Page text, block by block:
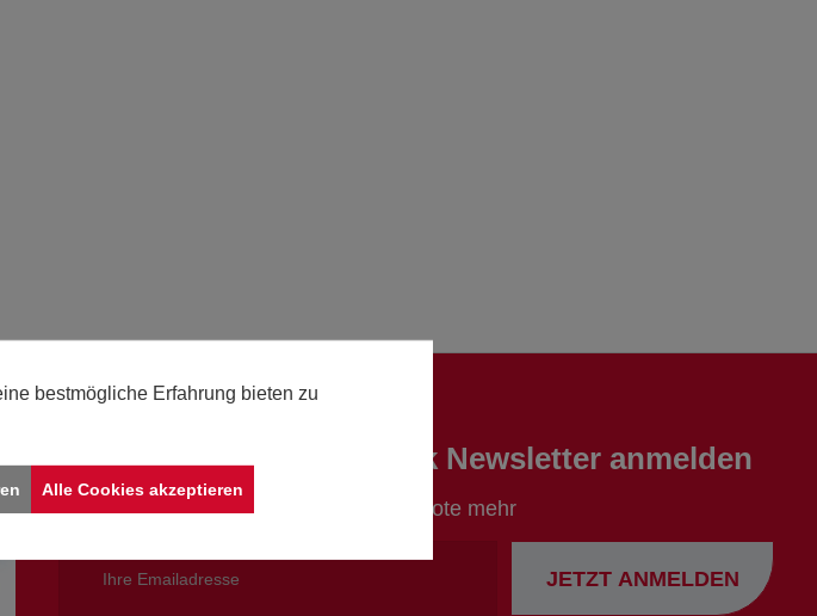
Jetzt für den Europack Newsletter anmelden
Verpassen Sie keine Aktionen und Angebote mehr
JETZT ANMELDEN
bestmögliche Erfahrung bieten zu
Alle Cookies akzeptieren